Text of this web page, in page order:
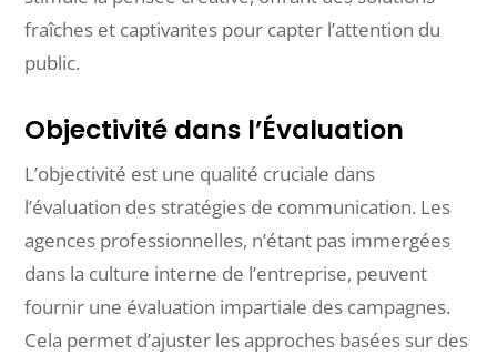
fraîches et captivantes pour capter l’attention du
public.
Objectivité dans l’Évaluation
L’objectivité est une qualité cruciale dans
l’évaluation des stratégies de communication. Les
agences professionnelles, n’étant pas immergées
dans la culture interne de l’entreprise, peuvent
fournir une évaluation impartiale des campagnes.
Cela permet d’ajuster les approches basées sur des